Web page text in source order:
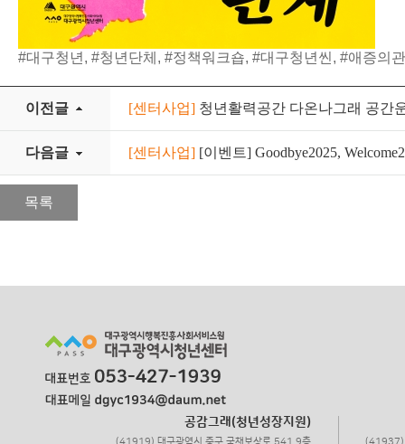
#대구청년, #청년단체, #정책워크숍, #대구청년씬, #애증의
이전글 [센터사업] 청년활력공간 다온나그래 공간
다음글 [센터사업] [이벤트] Goodbye2025,
목록
공감그래(청년성장지원)